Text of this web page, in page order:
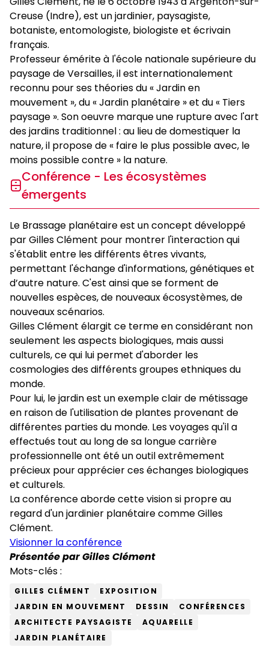
réservation
Un carnet de jeux pour voyager dans l’étrange jardin
de papier et se glisser dans la tête d’un jardinier-
paysagiste amoureux de la nature.
5,50 €par enfant
5,50 €pour 1 adulte accompagnant
Visites thématiques
Lundi 20 avril 2026 et lundi 22 juin 2026 - 14h30
Mardi 21 avril 2026 (séance réservée aux Amis du
château)
Un regard sur l'exposition - Gilles Clément
"Jardins de papier"
Une approche détaillée de l'exposition avec une
conférencière du GrandPalais-Rmn.
Rendez-vous aux
jardins
Les samedi 6 et dimanche 7 juin 2026
Le jardin en mouvement
Visites, rencontres, art contemporain
Journées du Patrimoine
Les samedi 19 et dimanche 20 septembre 2026
Le jardin en mouvement
Pour ce second rendez-vous autour du jardin en
mouvement, nous verrons l’évolution des plantes au
cours du temps aussi bien dans le jardin que dans les
scuptures végétales. Performances artistiques et
sensorielles avec Olivier Layus.
Creuse (Indre), est un jardinier, paysagiste,
botaniste, entomologiste, biologiste et écrivain
français.
Professeur émérite à l'école nationale supérieure du
paysage de Versailles, il est internationalement
reconnu pour ses théories du « Jardin en
mouvement », du « Jardin planétaire » et du « Tiers
paysage ». Son oeuvre marque une rupture avec l'art
des jardins traditionnel : au lieu de domestiquer la
nature, il propose de « faire le plus possible avec, le
moins possible contre » la nature.
​​​​​​​Conférence - Les écosystèmes
émergents
Le Brassage planétaire est un concept développé
par Gilles Clément pour montrer l'interaction qui
s'établit entre les différents êtres vivants,
permettant l'échange d'informations, génétiques et
d’autre nature. C'est ainsi que se forment de
nouvelles espèces, de nouveaux écosystèmes, de
nouveaux scénarios.
Gilles Clément élargit ce terme en considérant non
seulement les aspects biologiques, mais aussi
culturels, ce qui lui permet d'aborder les
cosmologies des différents groupes ethniques du
monde.
Pour lui, le jardin est un exemple clair de métissage
en raison de l'utilisation de plantes provenant de
différentes parties du monde. Les voyages qu'il a
effectués tout au long de sa longue carrière
professionnelle ont été un outil extrêmement
précieux pour apprécier ces échanges biologiques
et culturels.
La conférence aborde cette vision si propre au
regard d'un jardinier planétaire comme Gilles
Clément.
Visionner la conférence
Présentée par Gilles Clément
Mots-clés :
GILLES CLÉMENT
EXPOSITION
JARDIN EN MOUVEMENT
DESSIN
CONFÉRENCES
ARCHITECTE PAYSAGISTE
AQUARELLE
JARDIN PLANÉTAIRE